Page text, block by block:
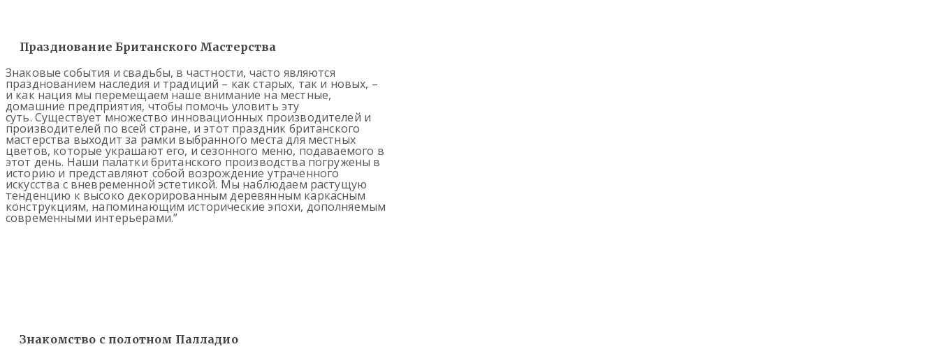
Празднование Британского Мастерства
Знаковые события и свадьбы, в частности, часто являются
празднованием наследия и традиций – как старых, так и новых, –
и как нация мы перемещаем наше внимание на местные,
домашние предприятия, чтобы помочь уловить эту
суть. Существует множество инновационных производителей и
производителей по всей стране, и этот праздник британского
мастерства выходит за рамки выбранного места для местных
цветов, которые украшают его, и сезонного меню, подаваемого в
этот день. Наши палатки британского производства погружены в
историю и представляют собой возрождение утраченного
искусства с вневременной эстетикой. Мы наблюдаем растущую
тенденцию к высоко декорированным деревянным каркасным
конструкциям, напоминающим исторические эпохи, дополняемым
современными интерьерами.”
Знакомство с полотном Палладио